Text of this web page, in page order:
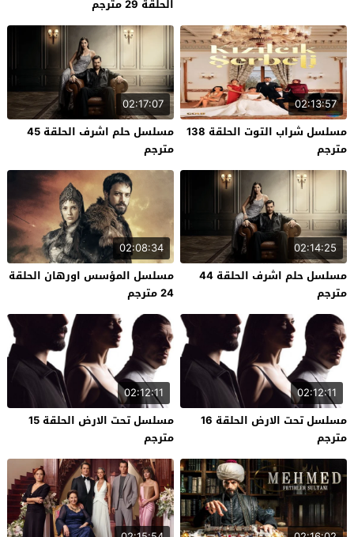
الحلقة 29 مترجم
02:13:57
مسلسل شراب التوت الحلقة 138
مترجم
02:17:07
مسلسل حلم اشرف الحلقة 45
مترجم
02:14:25
مسلسل حلم اشرف الحلقة 44
مترجم
02:08:34
مسلسل المؤسس اورهان الحلقة
24 مترجم
02:12:11
مسلسل تحت الارض الحلقة 16
مترجم
02:12:11
مسلسل تحت الارض الحلقة 15
مترجم